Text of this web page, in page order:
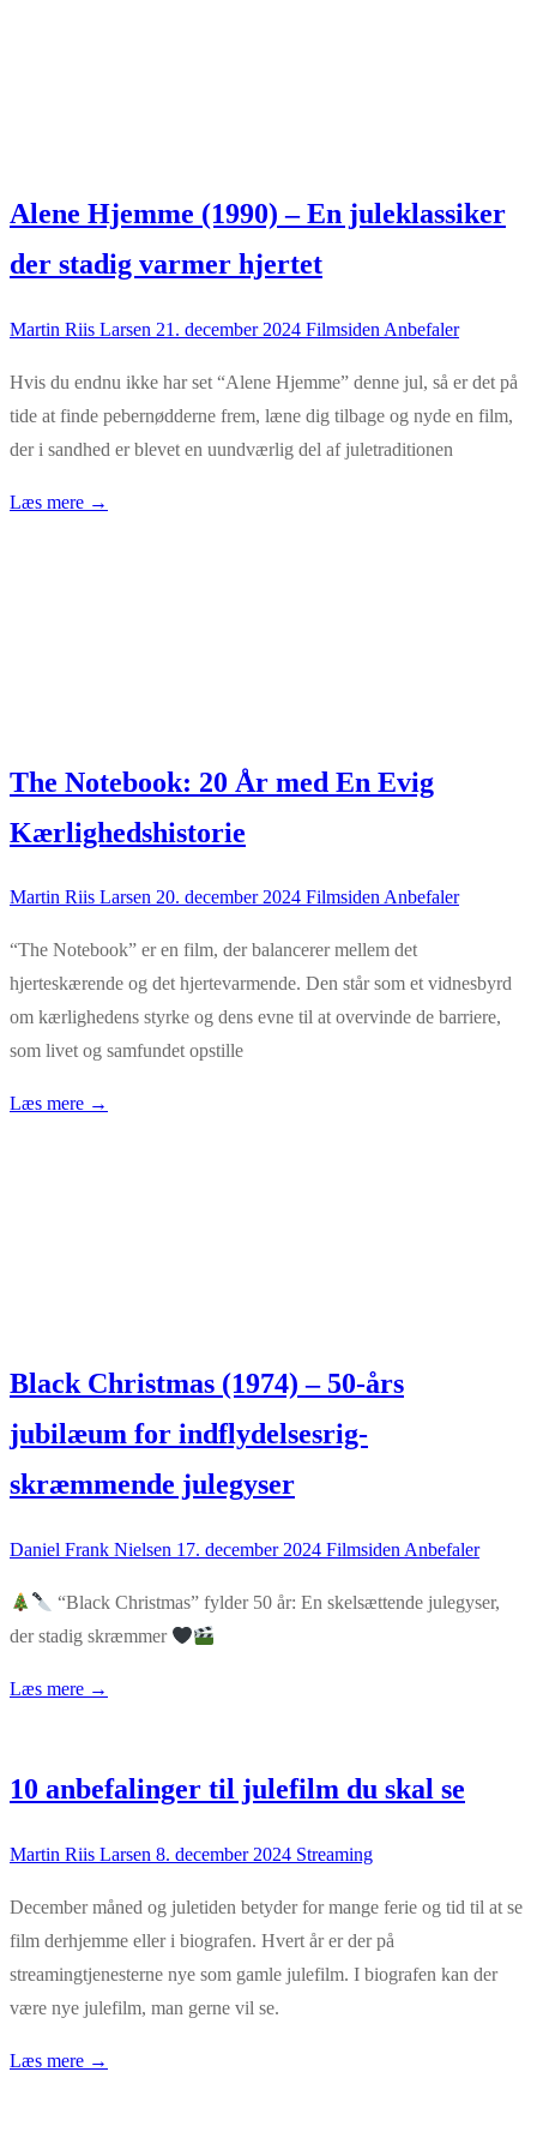
Alene Hjemme (1990) – En juleklassiker
der stadig varmer hjertet
Martin Riis Larsen 21. december 2024 Filmsiden Anbefaler
Hvis du endnu ikke har set “Alene Hjemme” denne jul, så er det på
tide at finde pebernødderne frem, læne dig tilbage og nyde en film,
der i sandhed er blevet en uundværlig del af juletraditionen
Læs mere →
The Notebook: 20 År med En Evig
Kærlighedshistorie
Martin Riis Larsen 20. december 2024 Filmsiden Anbefaler
“The Notebook” er en film, der balancerer mellem det
hjerteskærende og det hjertevarmende. Den står som et vidnesbyrd
om kærlighedens styrke og dens evne til at overvinde de barriere,
som livet og samfundet opstille
Læs mere →
Black Christmas (1974) – 50-års
jubilæum for indflydelsesrig-
skræmmende julegyser
Daniel Frank Nielsen 17. december 2024 Filmsiden Anbefaler
“Black Christmas” fylder 50 år: En skelsættende julegyser,
der stadig skræmmer
Læs mere →
10 anbefalinger til julefilm du skal se
Martin Riis Larsen 8. december 2024 Streaming
December måned og juletiden betyder for mange ferie og tid til at se
film derhjemme eller i biografen. Hvert år er der på
streamingtjenesterne nye som gamle julefilm. I biografen kan der
være nye julefilm, man gerne vil se.
Læs mere →